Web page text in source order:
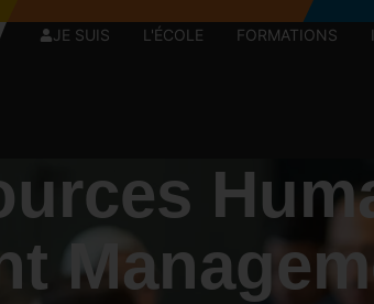
JE SUIS L'ÉCOLE FORMATIONS